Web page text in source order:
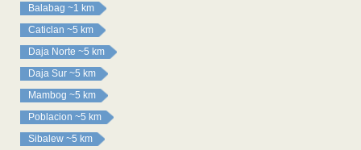
Balabag ~1 km
Caticlan ~5 km
Daja Norte ~5 km
Daja Sur ~5 km
Mambog ~5 km
Poblacion ~5 km
Sibalew ~5 km